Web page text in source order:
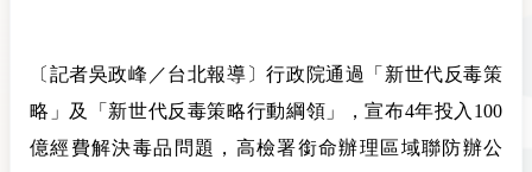
〔記者吳政峰／台北報導〕行政院通過「新世代反毒策
略」及「新世代反毒策略行動綱領」，宣布4年投入100
億經費解決毒品問題，高檢署銜命辦理區域聯防辦公